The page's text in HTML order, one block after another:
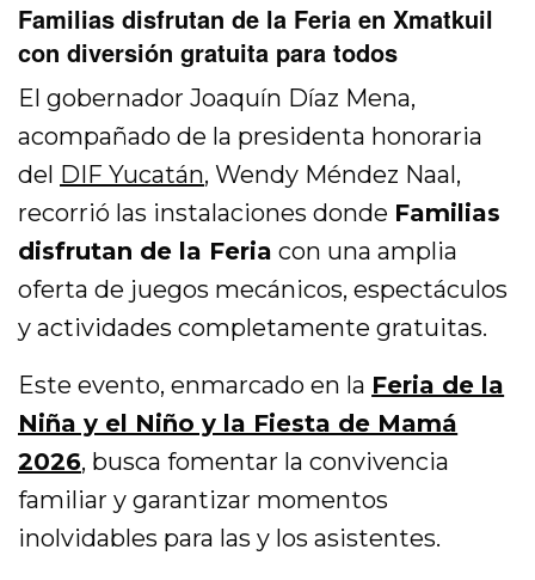
Familias disfrutan de la Feria en Xmatkuil
con diversión gratuita para todos
El gobernadorJoaquín Díaz Mena,
acompañado de la presidenta honoraria
del
DIF Yucatán,Wendy Méndez Naal ,
recorrió las instalaciones donde Familias
disfrutan de la Feria con una amplia
oferta de juegos mecánicos, espectáculos
y actividades completamente gratuitas.
Este evento, enmarcado en la Feria de la
Niña y el Niño y la Fiesta de Mamá
2026, busca fomentar la convivencia
familiar y garantizar momentos
inolvidables para las y los asistentes.